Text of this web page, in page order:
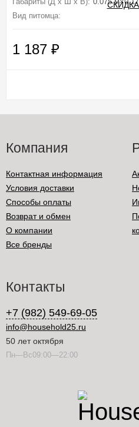
Вид питомца:
1 187 ₽
Компания
Контактная информация
Условия доставки
Способы оплаты
Возврат и обмен
О компании
Все бренды
Контакты
+7 (982) 549-69-05
info@household25.ru
50 лет октября
Пн—Вс09:00—22:00